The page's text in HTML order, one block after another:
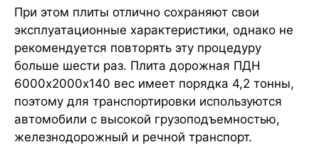
При этом плиты отлично сохраняют свои
эксплуатационные характеристики, однако не
рекомендуется повторять эту процедуру
больше шести раз. Плита дорожная ПДН
6000х2000х140 вес имеет порядка 4,2 тонны,
поэтому для транспортировки используются
автомобили с высокой грузоподъемностью,
железнодорожный и речной транспорт.